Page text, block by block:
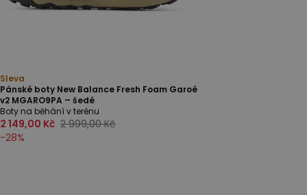
Sleva
Pánské boty New Balance Fresh Foam Garoé
v2 MGARO9PA – šedé
Boty na běhání v terénu
2 149,00 Kč 2 999,00 Kč
-28%